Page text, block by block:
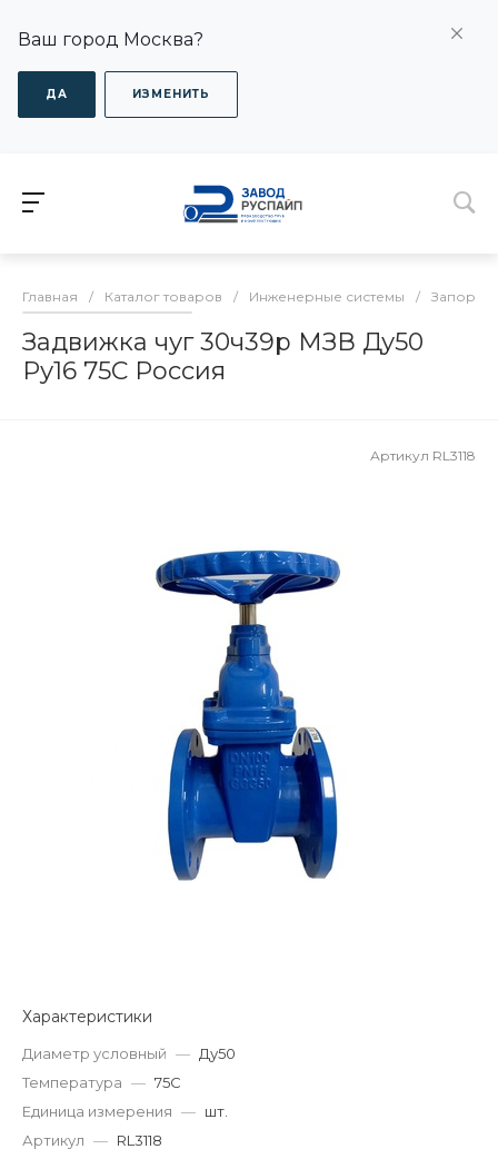
Ваш город Москва?
ДА ИЗМЕНИТЬ
Главная / Каталог товаров / Инженерные системы /
Задвижка чуг 30ч39р МЗВ Ду50
Ру16 75C Россия
Артикул RL3118
Характеристики
Диаметр условный — Ду50
Температура — 75C
Единица измерения — шт.
Артикул — RL3118